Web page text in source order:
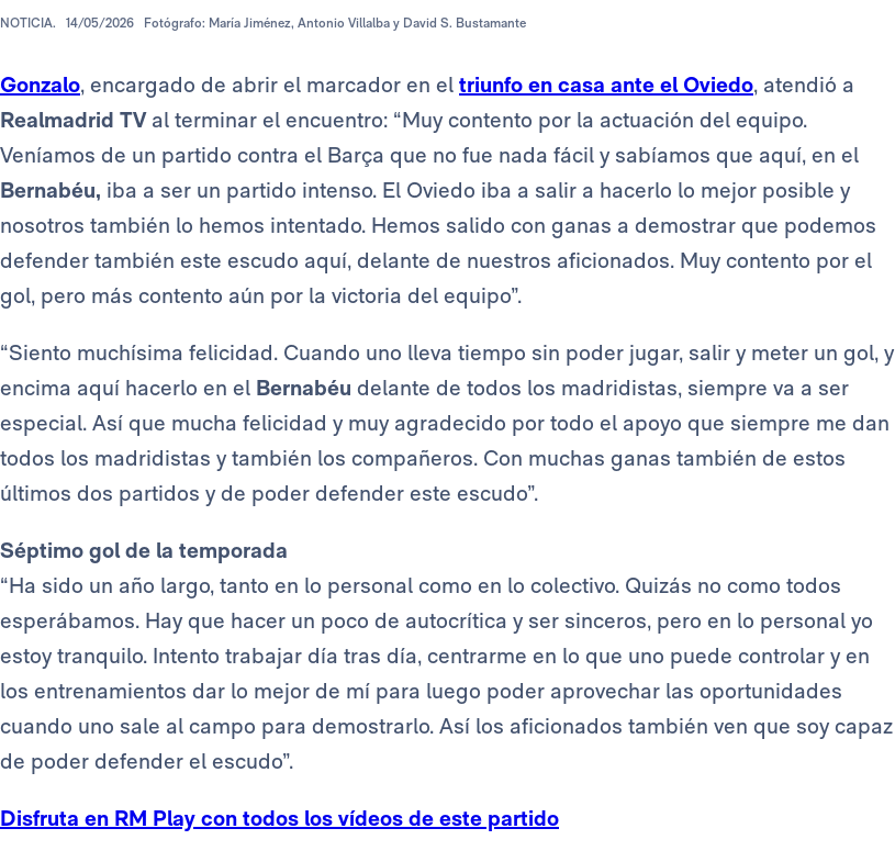
NOTICIA. 14/05/2026 Fotógrafo: María Jiménez, Antonio Villalba y David S. Bustamante
Gonzalo, encargado de abrir el marcador en el triunfo en casa ante el Oviedo, atendió a
Realmadrid TVal terminar el encuentro: “Muy contento por la actuación del equipo.
Veníamos de un partido contra el Barça que no fue nada fácil y sabíamos que aquí, en el
Bernabéu, iba a ser un partido intenso. El Oviedo iba a salir a hacerlo lo mejor posible y
nosotros también lo hemos intentado. Hemos salido con ganas a demostrar que podemos
defender también este escudo aquí, delante de nuestros aficionados. Muy contento por el
gol, pero más contento aún por la victoria del equipo”.
“Siento muchísima felicidad. Cuando uno lleva tiempo sin poder jugar, salir y meter un gol, y
encima aquí hacerlo en el Bernabéu delante de todos los madridistas, siempre va a ser
especial. Así que mucha felicidad y muy agradecido por todo el apoyo que siempre me dan
todos los madridistas y también los compañeros. Con muchas ganas también de estos
últimos dos partidos y de poder defender este escudo”.
Séptimo gol de la temporada
“Ha sido un año largo, tanto en lo personal como en lo colectivo. Quizás no como todos
esperábamos. Hay que hacer un poco de autocrítica y ser sinceros, pero en lo personal yo
estoy tranquilo. Intento trabajar día tras día, centrarme en lo que uno puede controlar y en
los entrenamientos dar lo mejor de mí para luego poder aprovechar las oportunidades
cuando uno sale al campo para demostrarlo. Así los aficionados también ven que soy capaz
de poder defender el escudo”.
Disfruta en RM Play con todos los vídeos de este partido